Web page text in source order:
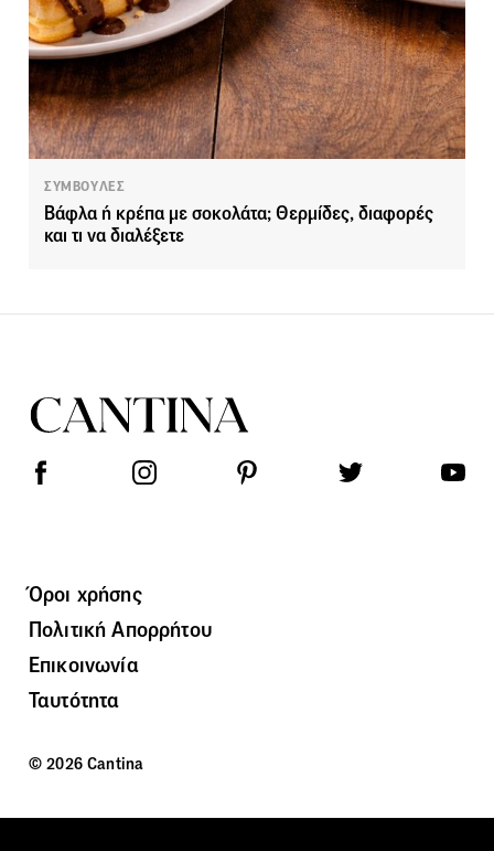
ΣΥΜΒΟΥΛΕΣ
Βάφλα ή κρέπα με σοκολάτα; Θερμίδες, διαφορές
και τι να διαλέξετε
Όροι χρήσης
Πολιτική Απορρήτου
Επικοινωνία
Ταυτότητα
© 2026 Cantina